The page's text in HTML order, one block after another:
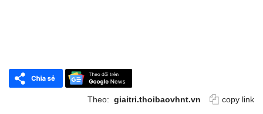
Theo: giaitri.thoibaovhnt.vn copy link